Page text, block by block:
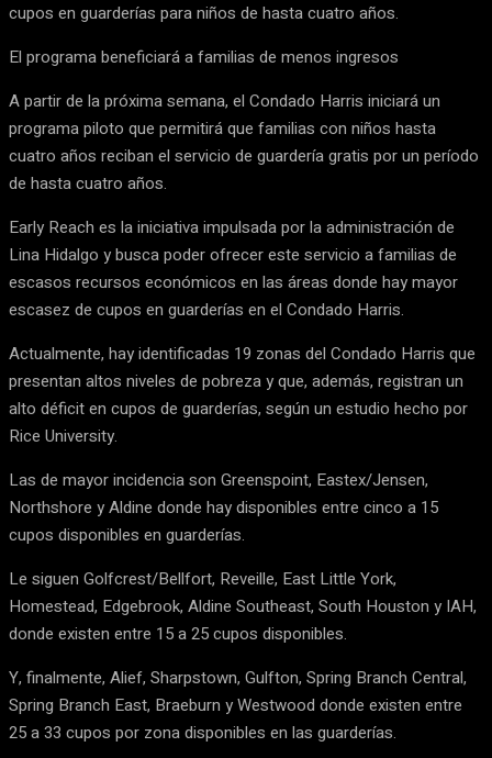
cupos en guarderías para niños de hasta cuatro años.
El programa beneficiará a familias de menos ingresos
A partir de la próxima semana, el Condado Harris iniciará un
programa piloto que permitirá que familias con niños hasta
cuatro años reciban el servicio de guardería gratis por un período
de hasta cuatro años.
Early Reach es la iniciativa impulsada por la administración de
Lina Hidalgo y busca poder ofrecer este servicio a familias de
escasos recursos económicos en las áreas donde hay mayor
escasez de cupos en guarderías en el Condado Harris.
Actualmente, hay identificadas 19 zonas del Condado Harris que
presentan altos niveles de pobreza y que, además, registran un
alto déficit en cupos de guarderías, según un estudio hecho por
Rice University.
Las de mayor incidencia son Greenspoint, Eastex/Jensen,
Northshore y Aldine donde hay disponibles entre cinco a 15
cupos disponibles en guarderías.
Le siguen Golfcrest/Bellfort, Reveille, East Little York,
Homestead, Edgebrook, Aldine Southeast, South Houston y IAH,
donde existen entre 15 a 25 cupos disponibles.
Y, finalmente, Alief, Sharpstown, Gulfton, Spring Branch Central,
Spring Branch East, Braeburn y Westwood donde existen entre
25 a 33 cupos por zona disponibles en las guarderías.